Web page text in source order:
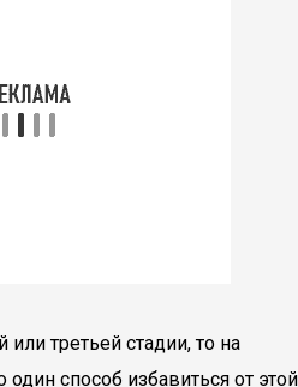
третьей стадии, то на
один способ избавиться от этой